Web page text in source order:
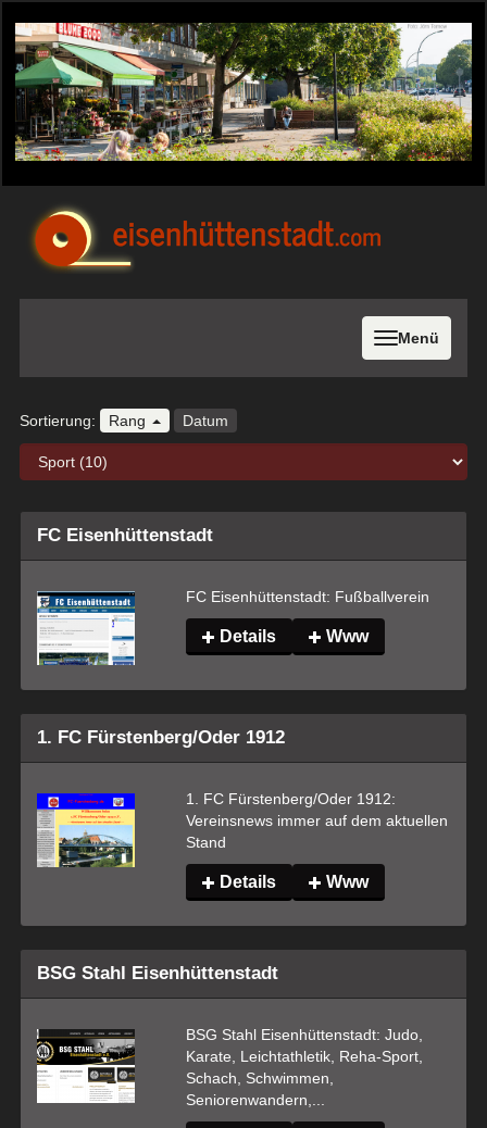
Menü
Sortierung: Rang Datum
FC Eisenhüttenstadt
FC Eisenhüttenstadt: Fußballverein
Details Www
1. FC Fürstenberg/Oder 1912
1. FC Fürstenberg/Oder 1912:
Vereinsnews immer auf dem aktuellen
Stand
Details Www
BSG Stahl Eisenhüttenstadt
BSG Stahl Eisenhüttenstadt: Judo,
Karate, Leichtathletik, Reha-Sport,
Schach, Schwimmen,
Seniorenwandern,...